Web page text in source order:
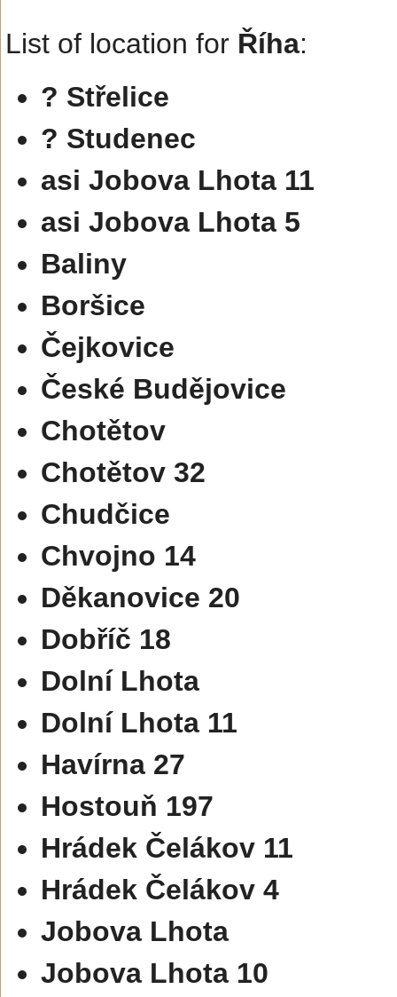
List of location for Říha:
? Střelice
? Studenec
asi Jobova Lhota 11
asi Jobova Lhota 5
Baliny
Boršice
Čejkovice
České Budějovice
Chotětov
Chotětov 32
Chudčice
Chvojno 14
Děkanovice 20
Dobříč 18
Dolní Lhota
Dolní Lhota 11
Havírna 27
Hostouň 197
Hrádek Čelákov 11
Hrádek Čelákov 4
Jobova Lhota
Jobova Lhota 10